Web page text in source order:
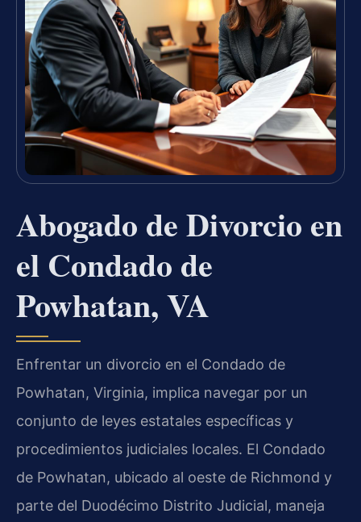
Abogado de Divorcio en
el Condado de
Powhatan, VA
Enfrentar un divorcio en el Condado de
Powhatan, Virginia, implica navegar por un
conjunto de leyes estatales específicas y
procedimientos judiciales locales. El Condado
de Powhatan, ubicado al oeste de Richmond y
parte del Duodécimo Distrito Judicial, maneja